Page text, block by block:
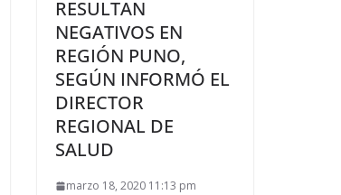
RESULTAN
NEGATIVOS EN
REGIÓN PUNO,
SEGÚN INFORMÓ EL
DIRECTOR
REGIONAL DE
SALUD
marzo 18, 2020 11:13 pm